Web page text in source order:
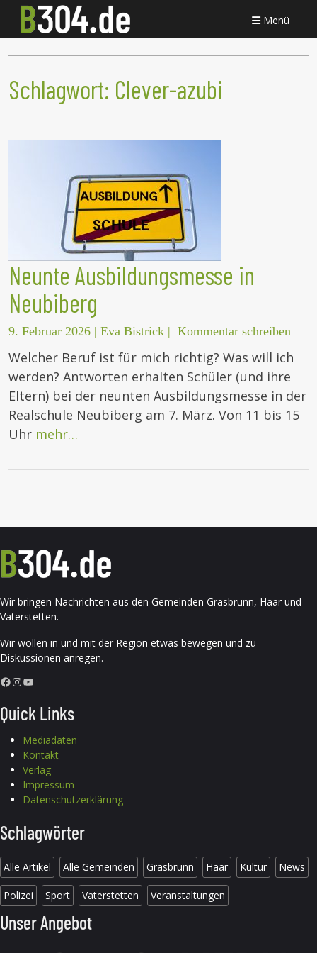
Menü
Schlagwort: Clever-azubi
Neunte Ausbildungsmesse in
Neubiberg
9. Februar 2026 | Eva Bistrick | Kommentar schreiben
Welcher Beruf ist für mich richtig? Was will ich
werden? Antworten erhalten Schüler (und ihre
Eltern) bei der neunten Ausbildungsmesse in der
Realschule Neubiberg am 7. März. Von 11 bis 15
Uhr mehr…
Wir bringen Nachrichten aus den Gemeinden Grasbrunn, Haar und
Vaterstetten.
Wir wollen in und mit der Region etwas bewegen und zu
Diskussionen anregen.
Facebook InstagramYouTube
Quick Links
Mediadaten
Kontakt
Verlag
Impressum
Datenschutzerklärung
Schlagwörter
Alle Artikel Alle Gemeinden Grasbrunn Haar Kultur News
Polizei Sport Vaterstetten Veranstaltungen
Unser Angebot